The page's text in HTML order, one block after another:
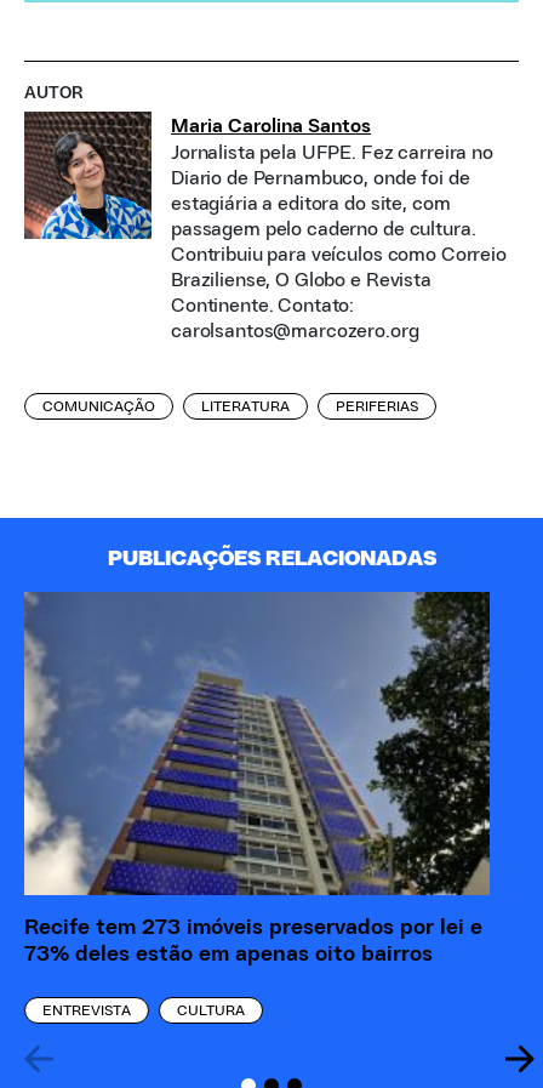
AUTOR
Maria Carolina Santos
Jornalista pela UFPE. Fez carreira no
Diario de Pernambuco, onde foi de
estagiária a editora do site, com
passagem pelo caderno de cultura.
Contribuiu para veículos como Correio
Braziliense, O Globo e Revista
Continente. Contato:
carolsantos@marcozero.org
COMUNICAÇÃO LITERATURA PERIFERIAS
PUBLICAÇÕES RELACIONADAS
Recife tem 273 imóveis preservados por lei e
73% deles estão em apenas oito bairros
ENTREVISTA CULTURA